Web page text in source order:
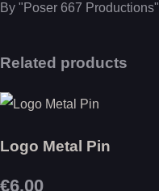
By "Poser 667 Productions"
Related products
Logo Metal Pin
€6.00